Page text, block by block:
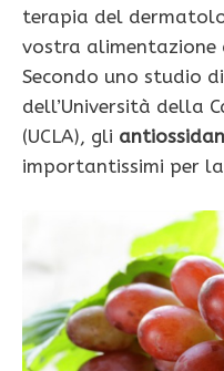
terapia del
vostra alimentazione
Secondo uno studio
dell’Università della
(UCLA), gli
importantissimi per